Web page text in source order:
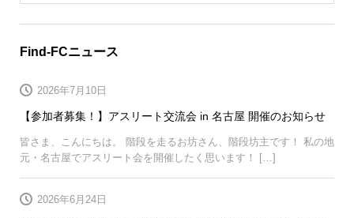
Find-FCニュース
【参加者募集！】アスリート交流会 in 名古屋 開催のお知らせ
2026年7月10日
皆さま、こんにちは。 階段を走るお坊さん、階段坊主です！ 私の地
元・名古屋でアスリート会を開催したく思います！ […]
2026年6月24日